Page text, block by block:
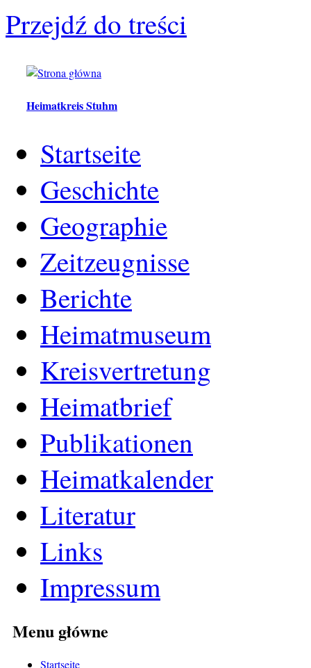
Przejdź do treści
Heimatkreis Stuhm
Startseite
Geschichte
Geographie
Zeitzeugnisse
Berichte
Heimatmuseum
Kreisvertretung
Heimatbrief
Publikationen
Heimatkalender
Literatur
Links
Impressum
Menu główne
Startseite